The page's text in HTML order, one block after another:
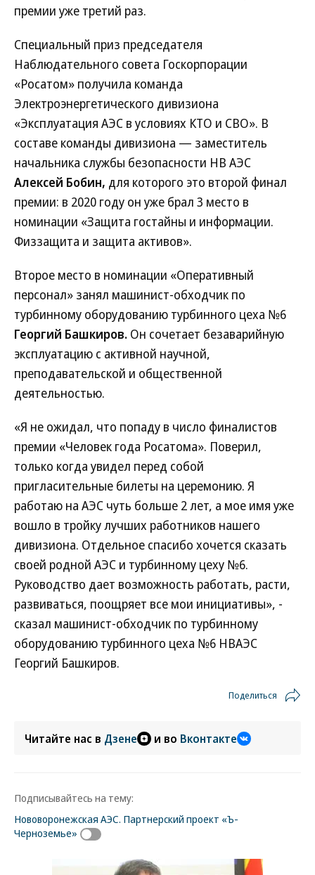
премии уже третий раз.
Специальный приз председателя
Наблюдательного совета Госкорпорации
«Росатом» получила команда
Электроэнергетического дивизиона
«Эксплуатация АЭС в условиях КТО и СВО». В
составе команды дивизиона — заместитель
начальника службы безопасности НВ АЭС
Алексей Бобин, для которого это второй финал
премии: в 2020 году он уже брал 3 место в
номинации «Защита гостайны и информации.
Физзащита и защита активов».
Второе место в номинации «Оперативный
персонал» занял машинист-обходчик по
турбинному оборудованию турбинного цеха №6
Георгий Башкиров. Он сочетает безаварийную
эксплуатацию с активной научной,
преподавательской и общественной
деятельностью.
«Я не ожидал, что попаду в число финалистов
премии «Человек года Росатома». Поверил,
только когда увидел перед собой
пригласительные билеты на церемонию. Я
работаю на АЭС чуть больше 2 лет, а мое имя уже
вошло в тройку лучших работников нашего
дивизиона. Отдельное спасибо хочется сказать
своей родной АЭС и турбинному цеху №6.
Руководство дает возможность работать, расти,
развиваться, поощряет все мои инициативы», -
сказал машинист-обходчик по турбинному
оборудованию турбинного цеха №6 НВАЭС
Георгий Башкиров.
Поделиться
Читайте нас в Дзене и во Вконтакте
Подписывайтесь на тему:
Нововоронежская АЭС. Партнерский проект «Ъ-
Черноземье»